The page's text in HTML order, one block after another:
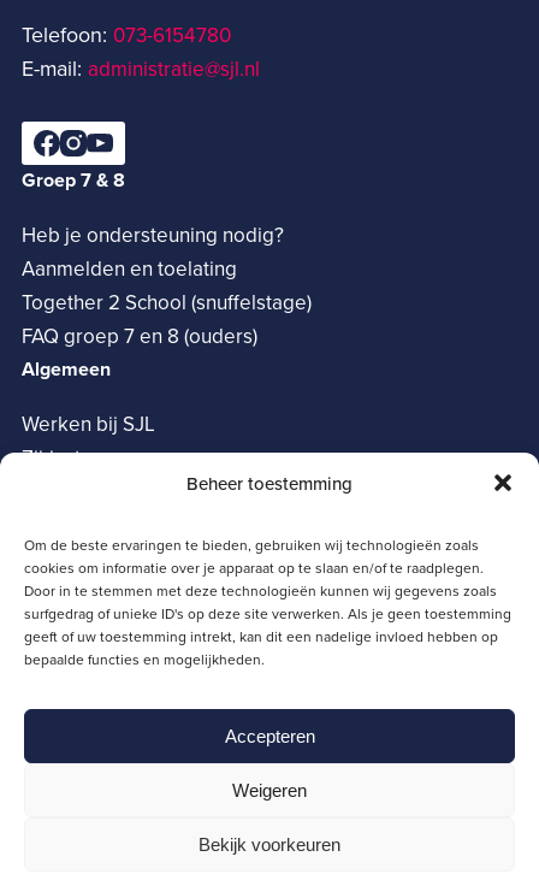
Beheer toestemming
Om de beste ervaringen te bieden, gebruiken wij technologieën zoals
cookies om informatie over je apparaat op te slaan en/of te raadplegen.
Door in te stemmen met deze technologieën kunnen wij gegevens zoals
surfgedrag of unieke ID's op deze site verwerken. Als je geen toestemming
geeft of uw toestemming intrekt, kan dit een nadelige invloed hebben op
bepaalde functies en mogelijkheden.
Accepteren
Weigeren
Bekijk voorkeuren
Telefoon: 073-6154780­
E-mail: administratie@sjl.nl
Groep 7 & 8
Heb je ondersteuning nodig?
Aanmelden en toelating
Together 2 School (snuffelstage)
FAQ groep 7 en 8 (ouders)
Algemeen
Werken bij SJL
Zij-instroom
Vrienden van het SJL
Privacy verklaring
Cookie policy
Snelle links
Moodle